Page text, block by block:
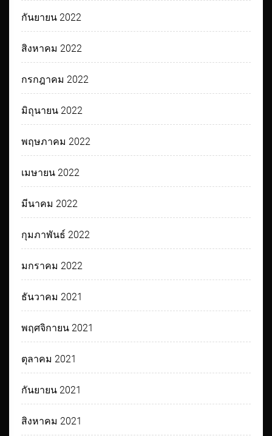
กันยายน 2022
สิงหาคม 2022
กรกฎาคม 2022
มิถุนายน 2022
พฤษภาคม 2022
เมษายน 2022
มีนาคม 2022
กุมภาพันธ์ 2022
มกราคม 2022
ธันวาคม 2021
พฤศจิกายน 2021
ตุลาคม 2021
กันยายน 2021
สิงหาคม 2021